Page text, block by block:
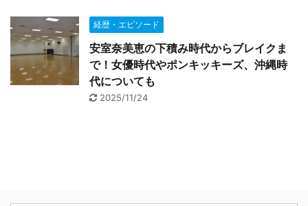
経歴・エピソード
安室奈美恵の下積み時代からブレイクま
で！女優時代やポンキッキーズ、沖縄時
代についても
2025/11/24